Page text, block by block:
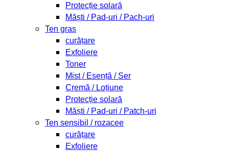
Protecție solară
Măști / Pad-uri / Pach-uri
Ten gras
curățare
Exfoliere
Toner
Mist / Esență / Ser
Cremă / Loțiune
Protecție solară
Măști / Pad-uri / Patch-uri
Ten sensibil / rozacee
curățare
Exfoliere